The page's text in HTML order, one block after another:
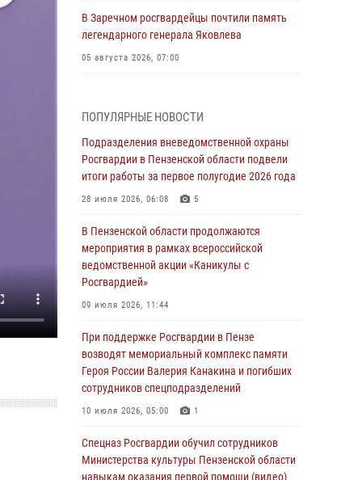
В Заречном росгвардейцы почтили память
легендарного генерала Яковлева
05 августа 2026, 07:00
с вооружением и техникой Росгвардии
05 августа 2026, 06:15 6
В Пензе сотрудники Росгвардии оказали
помощь дезориентированному пенсионеру
В Пензе при силовой поддержке Росгвардии
пресечена деятельность ОПГ,
маскировавшейся под реабилитационный
центр (видео)
В Управлении Росгвардии по Пензенской
области подвели итоги работы за первое
полугодие 2026 года
04 августа 2026, 06:08
Росгвардия обеспечила безопасность
праздничных мероприятий в День ВДВ в
ПОПУЛЯРНЫЕ НОВОСТИ
Подразделения вневедомственной охраны
Росгвардии в Пензенской области подвели
итоги работы за первое полугодие 2026 года
28 июля 2026, 06:08 5
В Пензенской области продолжаются
мероприятия в рамках всероссийской
ведомственной акции «Каникулы с
Росгвардией»
09 июля 2026, 11:44
При поддержке Росгвардии в Пензе
возводят мемориальный комплекс памяти
Героя России Валерия Канакина и погибших
сотрудников спецподразделений
10 июля 2026, 05:00 1
Спецназ Росгвардии обучил сотрудников
Министерства культуры Пензенской области
навыкам оказания первой помощи (видео)